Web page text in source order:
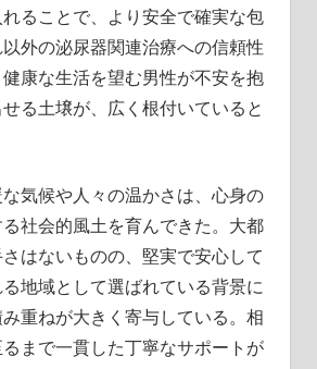
ることで、より安全で確実な包
外の泌尿器関連治療への信頼性
康な生活を望む男性が不安を抱
る土壌が、広く根付いていると
気候や人々の温かさは、心身の
社会的風土を育んできた。大都
はないものの、堅実で安心して
地域として選ばれている背景に
重ねが大きく寄与している。相
まで一貫した丁寧なサポートが